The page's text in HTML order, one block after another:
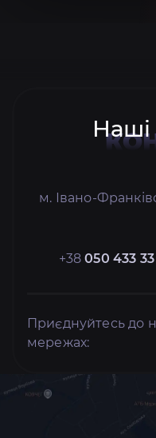
Наші
м. Івано-
+38050 433
Приєднуйтесь до
мережах: